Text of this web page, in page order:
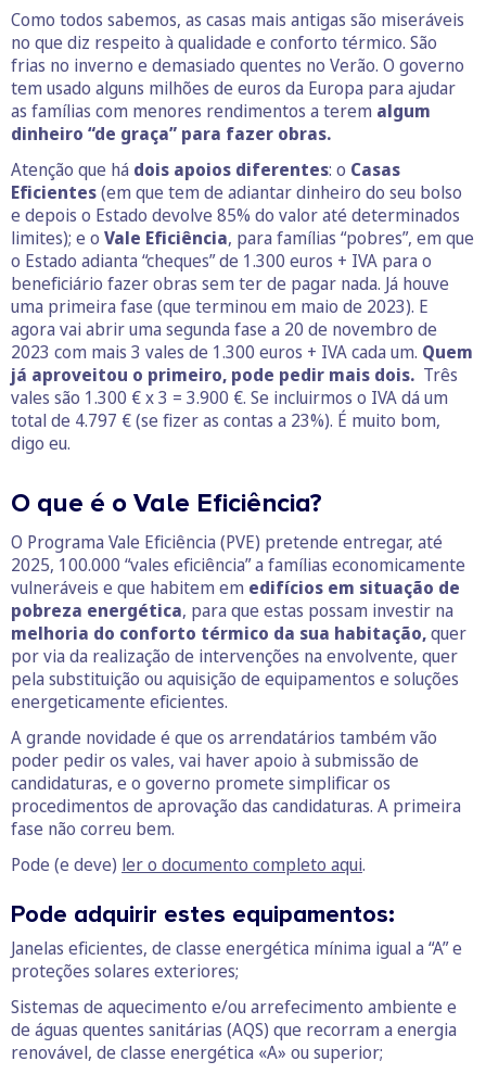
Como todos sabemos, as casas mais antigas são miseráveis
no que diz respeito à qualidade e conforto térmico. São
frias no inverno e demasiado quentes no Verão. O governo
tem usado alguns milhões de euros da Europa para ajudar
as famílias com menores rendimentos a terem algum
dinheiro “de graça” para fazer obras.
Atenção que há dois apoios diferentes: o Casas
Eficientes(em que tem de adiantar dinheiro do seu bolso
e depois o Estado devolve 85% do valor até determinados
limites); e o Vale Eficiência, para famílias “pobres”, em que
o Estado adianta “cheques” de 1.300 euros + IVA para o
beneficiário fazer obras sem ter de pagar nada. Já houve
uma primeira fase (que terminou em maio de 2023). E
agora vai abrir uma segunda fase a 20 de novembro de
2023 com mais 3 vales de 1.300 euros + IVA cada um. Quem
já aproveitou o primeiro, pode pedir mais dois. Três
vales são 1.300 € x 3 = 3.900 €. Se incluirmos o IVA dá um
total de 4.797 € (se fizer as contas a 23%). É muito bom,
digo eu.
O que é o Vale Eficiência?
O Programa Vale Eficiência (PVE) pretende entregar, até
2025, 100.000 “vales eficiência” a famílias economicamente
vulneráveis e que habitem em edifícios em situação de
pobreza energética, para que estas possam investir na
melhoria do conforto térmico da sua habitação,quer
por via da realização de intervenções na envolvente, quer
pela substituição ou aquisição de equipamentos e soluções
energeticamente eficientes.
A grande novidade é que os arrendatários também vão
poder pedir os vales, vai haver apoio à submissão de
candidaturas, e o governo promete simplificar os
procedimentos de aprovação das candidaturas. A primeira
fase não correu bem.
Pode (e deve) ler o documento completo aqui.
Pode adquirir estes equipamentos:
Janelas eficientes, de classe energética mínima igual a “A” e
proteções solares exteriores;
Sistemas de aquecimento e/ou arrefecimento ambiente e
de águas quentes sanitárias (AQS) que recorram a energia
renovável, de classe energética «A» ou superior;